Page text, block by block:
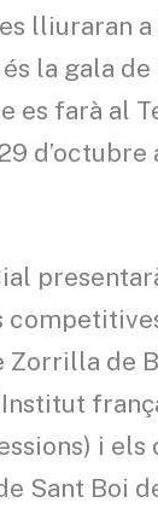
lliuraran
la gala
es farà al
d’octubre
Zorrilla de
i els
Sant Boi